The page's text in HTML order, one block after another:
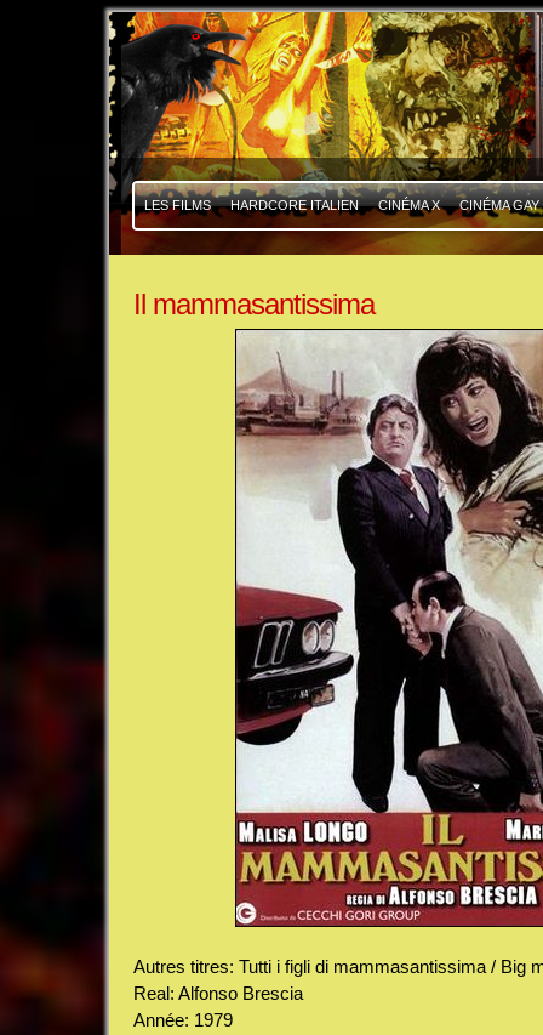
LES FILMS HARDCORE ITALIEN CINÉMA X CINÉMA GAY
Il mammasantissima
Autres titres: Tutti i figli di mammasantissima / Big
Real: Alfonso Brescia
Année: 1979